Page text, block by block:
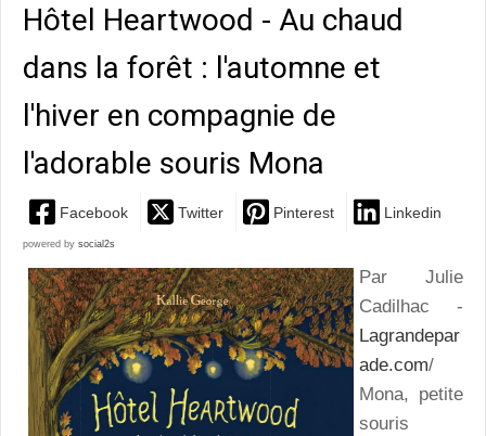
Hôtel Heartwood - Au chaud
dans la forêt : l'automne et
l'hiver en compagnie de
l'adorable souris Mona
Facebook Twitter Pinterest Linkedin
powered by social2s
Par Julie
Cadilhac -
Lagrandepar
ade.com/
Mona, petite
souris